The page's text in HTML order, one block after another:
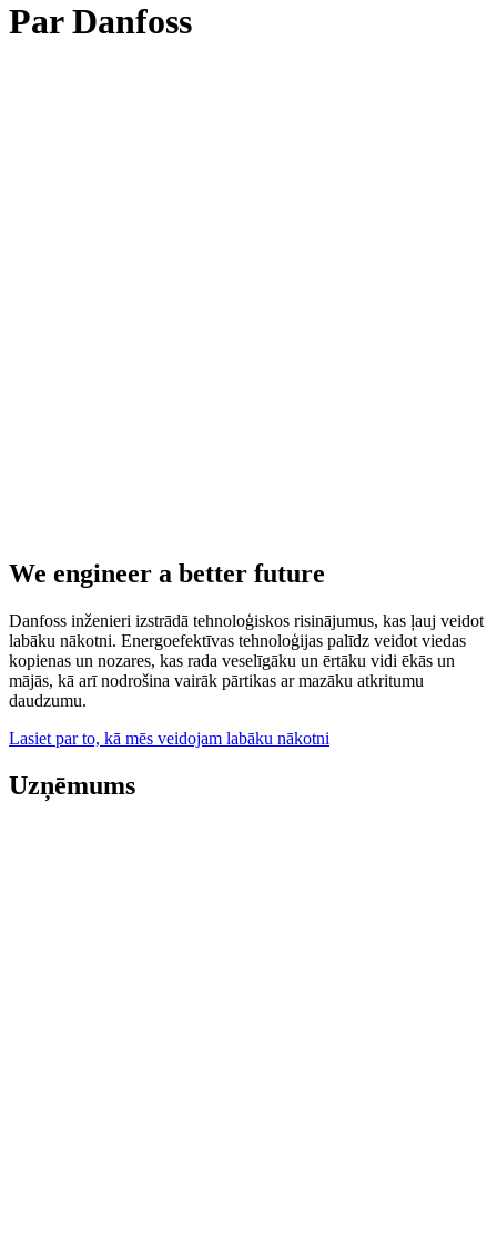
Par Danfoss
We engineer a better future
Danfoss inženieri izstrādā tehnoloģiskos risinājumus, kas ļauj veidot
labāku nākotni. Energoefektīvas tehnoloģijas palīdz veidot viedas
kopienas un nozares, kas rada veselīgāku un ērtāku vidi ēkās un
mājās, kā arī nodrošina vairāk pārtikas ar mazāku atkritumu
daudzumu.
Lasiet par to, kā mēs veidojam labāku nākotni
Uzņēmums